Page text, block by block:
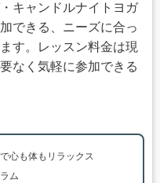
キャンドルナイトヨガ
できる、ニーズに合っ
す。レッスン料金は現
なく気軽に参加できる
心も体もリラックス
ム